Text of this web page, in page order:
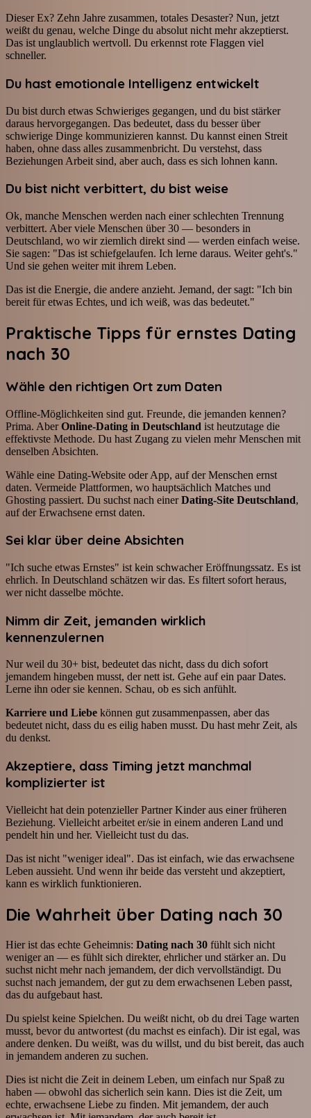
Dieser Ex? Zehn Jahre zusammen, totales Desaster? Nun, jetzt
weißt du genau, welche Dinge du absolut nicht mehr akzeptierst.
Das ist unglaublich wertvoll. Du erkennst rote Flaggen viel
schneller.
Du hast emotionale Intelligenz entwickelt
Du bist durch etwas Schwieriges gegangen, und du bist stärker
daraus hervorgegangen. Das bedeutet, dass du besser über
schwierige Dinge kommunizieren kannst. Du kannst einen Streit
haben, ohne dass alles zusammenbricht. Du verstehst, dass
Beziehungen Arbeit sind, aber auch, dass es sich lohnen kann.
Du bist nicht verbittert, du bist weise
Ok, manche Menschen werden nach einer schlechten Trennung
verbittert. Aber viele Menschen über 30 — besonders in
Deutschland, wo wir ziemlich direkt sind — werden einfach weise.
Sie sagen: "Das ist schiefgelaufen. Ich lerne daraus. Weiter geht's."
Und sie gehen weiter mit ihrem Leben.
Das ist die Energie, die andere anzieht. Jemand, der sagt: "Ich bin
bereit für etwas Echtes, und ich weiß, was das bedeutet."
Praktische Tipps für ernstes Dating
nach 30
Wähle den richtigen Ort zum Daten
Offline-Möglichkeiten sind gut. Freunde, die jemanden kennen?
Prima. AberOnline-Dating in Deutschland ist heutzutage die
effektivste Methode. Du hast Zugang zu vielen mehr Menschen mit
denselben Absichten.
Wähle eine Dating-Website oder App, auf der Menschen ernst
daten. Vermeide Plattformen, wo hauptsächlich Matches und
Ghosting passiert. Du suchst nach einerDating-Site Deutschland,
auf der Erwachsene ernst daten.
Sei klar über deine Absichten
"Ich suche etwas Ernstes" ist kein schwacher Eröffnungssatz. Es ist
ehrlich. In Deutschland schätzen wir das. Es filtert sofort heraus,
wer nicht dasselbe möchte.
Nimm dir Zeit, jemanden wirklich
kennenzulernen
Nur weil du 30+ bist, bedeutet das nicht, dass du dich sofort
jemandem hingeben musst, der nett ist. Gehe auf ein paar Dates.
Lerne ihn oder sie kennen. Schau, ob es sich anfühlt.
Karriere und Liebe können gut zusammenpassen, aber das
bedeutet nicht, dass du es eilig haben musst. Du hast mehr Zeit, als
du denkst.
Akzeptiere, dass Timing jetzt manchmal
komplizierter ist
Vielleicht hat dein potenzieller Partner Kinder aus einer früheren
Beziehung. Vielleicht arbeitet er/sie in einem anderen Land und
pendelt hin und her. Vielleicht tust du das.
Das ist nicht "weniger ideal". Das ist einfach, wie das erwachsene
Leben aussieht. Und wenn ihr beide das versteht und akzeptiert,
kann es wirklich funktionieren.
Die Wahrheit über Dating nach 30
Hier ist das echte Geheimnis: Dating nach 30 fühlt sich nicht
weniger an — es fühlt sich direkter, ehrlicher und stärker an. Du
suchst nicht mehr nach jemandem, der dich vervollständigt. Du
suchst nach jemandem, der gut zu dem erwachsenen Leben passt,
das du aufgebaut hast.
Du spielst keine Spielchen. Du weißt nicht, ob du drei Tage warten
musst, bevor du antwortest (du machst es einfach). Dir ist egal, was
andere denken. Du weißt, was du willst, und du bist bereit, das auch
in jemandem anderen zu suchen.
Dies ist nicht die Zeit in deinem Leben, um einfach nur Spaß zu
haben — obwohl das sicherlich sein kann. Dies ist die Zeit, um
echte, erwachsene Liebe zu finden. Mit jemandem, der auch